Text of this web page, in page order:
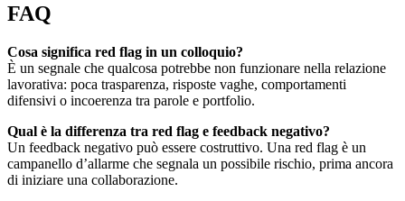
FAQ
Cosa significa red flag in un colloquio?
È un segnale che qualcosa potrebbe non funzionare nella relazione
lavorativa: poca trasparenza, risposte vaghe, comportamenti
difensivi o incoerenza tra parole e portfolio.
Qual è la differenza tra red flag e feedback negativo?
Un feedback negativo può essere costruttivo. Una red flag è un
campanello d’allarme che segnala un possibile rischio, prima ancora
di iniziare una collaborazione.